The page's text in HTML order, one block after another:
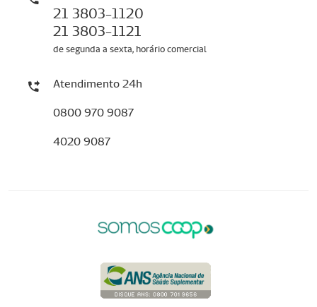
21 3803-1120
21 3803-1121
de segunda a sexta, horário comercial
Atendimento 24h
0800 970 9087
4020 9087